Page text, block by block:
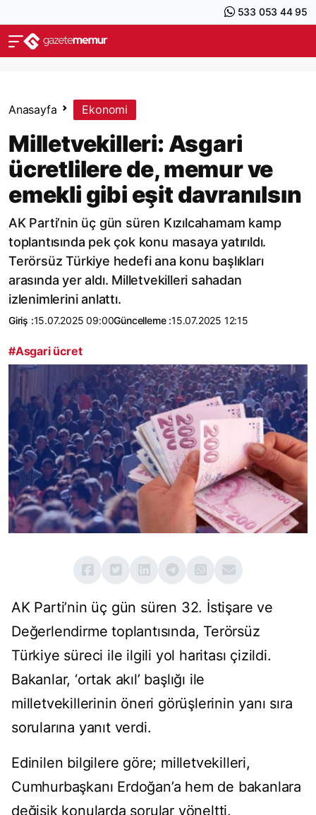
533 053 44 95
Anasayfa Ekonomi
Milletvekilleri: Asgari
ücretlilere de, memur ve
emekli gibi eşit davranılsın
AK Parti’nin üç gün süren Kızılcahamam kamp
toplantısında pek çok konu masaya yatırıldı.
Terörsüz Türkiye hedefi ana konu başlıkları
arasında yer aldı. Milletvekilleri sahadan
izlenimlerini anlattı.
Giriş :15.07.2025 09:00Güncelleme :15.07.2025 12:15
#Asgari ücret
AK Parti’nin üç gün süren 32. İstişare ve
Değerlendirme toplantısında, Terörsüz
Türkiye süreci ile ilgili yol haritası çizildi.
Bakanlar, ‘ortak akıl’ başlığı ile
milletvekillerinin öneri görüşlerinin yanı sıra
sorularına yanıt verdi.
Edinilen bilgilere göre; milletvekilleri,
Cumhurbaşkanı Erdoğan’a hem de bakanlara
değişik konularda sorular yöneltti.